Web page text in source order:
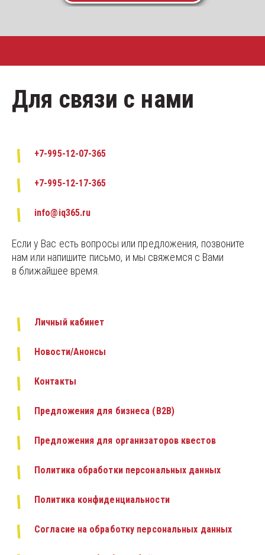
Для связи с нами
+7-995-12-07-365
+7-995-12-17-365
info@iq365.ru
Если у Вас есть вопросы или предложения, позвоните
нам или напишите письмо, и мы свяжемся с Вами
в ближайшее время.
Личный кабинет
Новости/Анонсы
Контакты
Предложения для бизнеса (B2B)
Предложения для организаторов квестов
Политика обработки персональных данных
Политика конфиденциальности
Согласие на обработку персональных данных